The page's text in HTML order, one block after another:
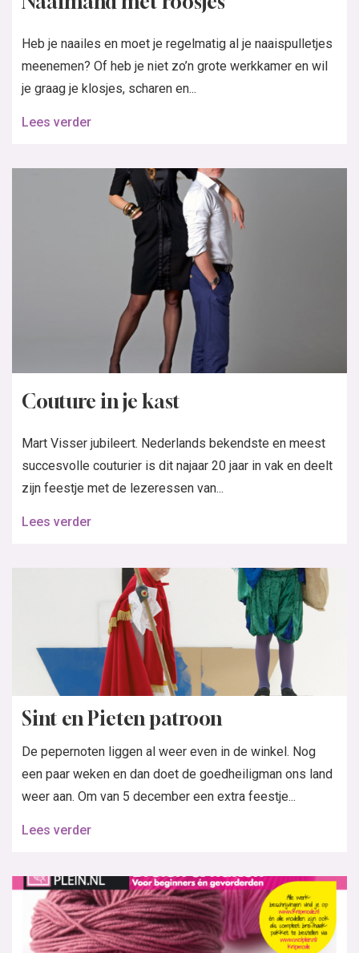
Heb je naailes en moet je regelmatig al je naaispulletjes
meenemen? Of heb je niet zo’n grote werkkamer en wil
je graag je klosjes, scharen en...
Lees verder
Couture in je kast
Mart Visser jubileert. Nederlands bekendste en meest
succesvolle couturier is dit najaar 20 jaar in vak en deelt
zijn feestje met de lezeressen van...
Lees verder
Sint en Pieten patroon
De pepernoten liggen al weer even in de winkel. Nog
een paar weken en dan doet de goedheiligman ons land
weer aan. Om van 5 december een extra feestje...
Lees verder